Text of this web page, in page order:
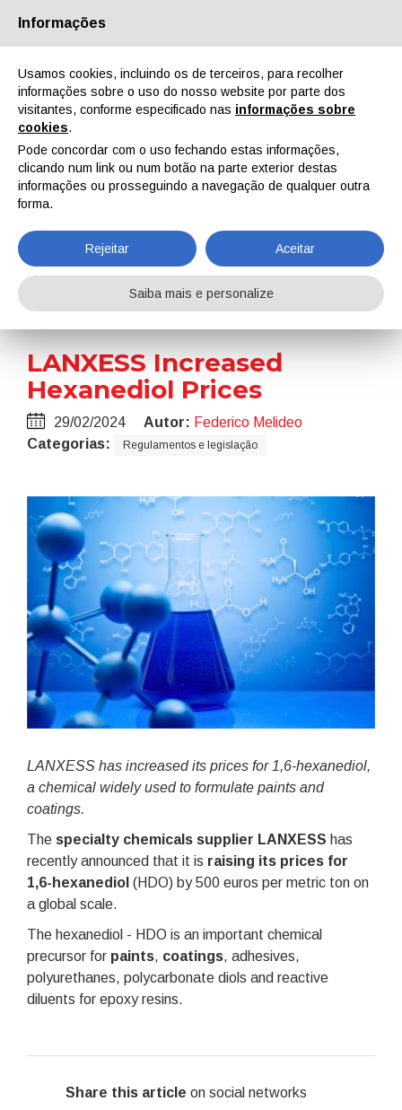
Quem Somos Parceiros Contactos Área reservada
EN IT DE ES PT
Notícias
Home Notícias LANXESS Increased Hexanediol Prices
LANXESS Increased
Hexanediol Prices
29/02/2024 Autor: Federico Melideo
Categorias:
Regulamentos e legislação
LANXESS has increased its prices for 1,6-hexanediol,
a chemical widely used to formulate paints and
coatings.
The specialty chemicals supplier LANXESS has
recently announced that it is raising its prices for
1,6-hexanediol (HDO) by 500 euros per metric ton on
a global scale.
The hexanediol - HDO is an important chemical
precursor for paints, coatings, adhesives,
polyurethanes, polycarbonate diols and reactive
diluents for epoxy resins.
Share this article on social networks
Informações
Usamos cookies, incluindo os de terceiros, para recolher
informações sobre o uso do nosso website por parte dos
visitantes, conforme especificado nas informações sobre
cookies.
Pode concordar com o uso fechando estas informações,
clicando num link ou num botão na parte exterior destas
informações ou prosseguindo a navegação de qualquer outra
forma.
Rejeitar Aceitar
Saiba mais e personalize